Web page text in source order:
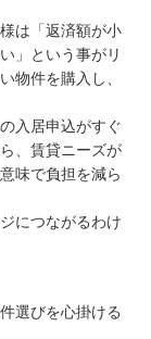
は「返済額が小
」という事がリ
物件を購入し、
入居申込がすぐ
、賃貸ニーズが
味で負担を減ら
につながるわけ
選びを心掛ける